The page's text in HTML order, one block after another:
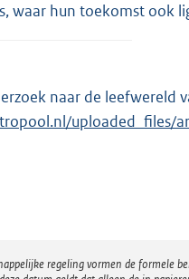
waar hun toekomst ook
naar de leefwereld
uploaded_files/
regeling vormen de formele